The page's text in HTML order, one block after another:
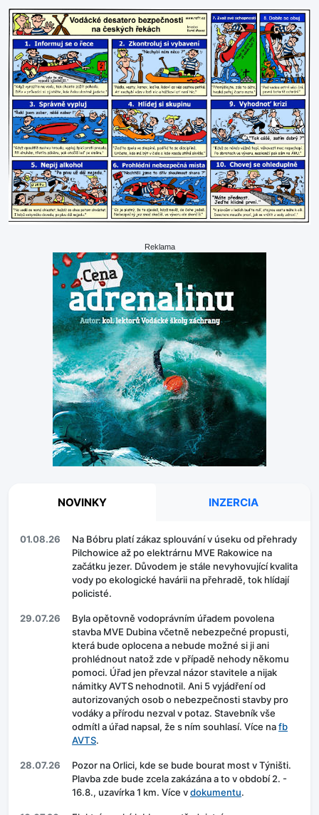
Reklama
NOVINKY INZERCIA
01.08.26
Na Bóbru platí zákaz splouvání v úseku od přehrady
Pilchowice až po elektrárnu MVE Rakowice na
začátku jezer. Důvodem je stále nevyhovující kvalita
vody po ekologické havárii na přehradě, tok hlídají
policisté.
29.07.26
Byla opětovně vodoprávním úřadem povolena
stavba MVE Dubina včetně nebezpečné propusti,
která bude oplocena a nebude možné si ji ani
prohlédnout natož zde v případě nehody někomu
pomoci. Úřad jen převzal názor stavitele a nijak
námitky AVTS nehodnotil. Ani 5 vyjádření od
autorizovaných osob o nebezpečnosti stavby pro
vodáky a přírodu nezval v potaz. Stavebník vše
odmítl a úřad napsal, že s ním souhlasí. Více nafb
AVTS.
28.07.26
Pozor na Orlici, kde se bude bourat most v Týništi.
Plavba zde bude zcela zakázána a to v období 2. -
16.8., uzavírka 1 km. Více vdokumentu.